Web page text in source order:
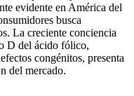
evidente en América del
busca
La creciente conciencia
D del ácido fólico,
congénitos, presenta
del mercado.